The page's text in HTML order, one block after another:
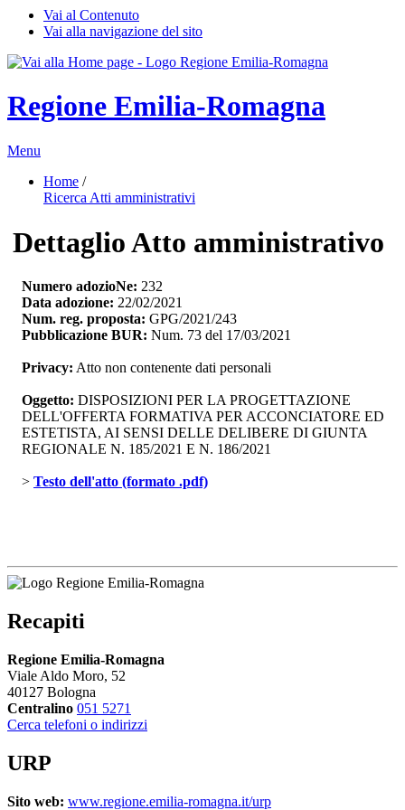
Vai al Contenuto
Vai alla navigazione del sito
Regione Emilia-Romagna
Menu
Home /
Ricerca Atti amministrativi
Dettaglio Atto amministrativo
Numero adozioNe: 232
Data adozione: 22/02/2021
Num. reg. proposta: GPG/2021/243
Pubblicazione BUR: Num. 73 del 17/03/2021
Privacy: Atto non contenente dati personali
Oggetto: DISPOSIZIONI PER LA PROGETTAZIONE
DELL'OFFERTA FORMATIVA PER ACCONCIATORE ED
ESTETISTA, AI SENSI DELLE DELIBERE DI GIUNTA
REGIONALE N. 185/2021 E N. 186/2021
> Testo dell'atto (formato .pdf)
Recapiti
Regione Emilia-Romagna
Viale Aldo Moro, 52
40127 Bologna
Centralino 051 5271
Cerca telefoni o indirizzi
URP
Sito web: www.regione.emilia-romagna.it/urp